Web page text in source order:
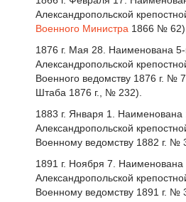
Александропольской
Военного Министра 1866 № 62).
1876 г. Мая 28. Наименована
Александропольской
Военного ведомству 1876 г. №
Штаба 1876 г., № 232).
1883 г. Января 1.
Александропольской
Военному ведомству 1882 г. №
1891 г. Ноября 7.
Александропольской
Военному ведомству 1891 г. №